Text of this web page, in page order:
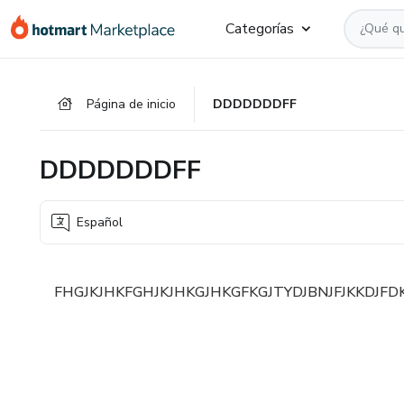
Categorías
Página de inicio DDDDDDDFF
DDDDDDDFF
Español